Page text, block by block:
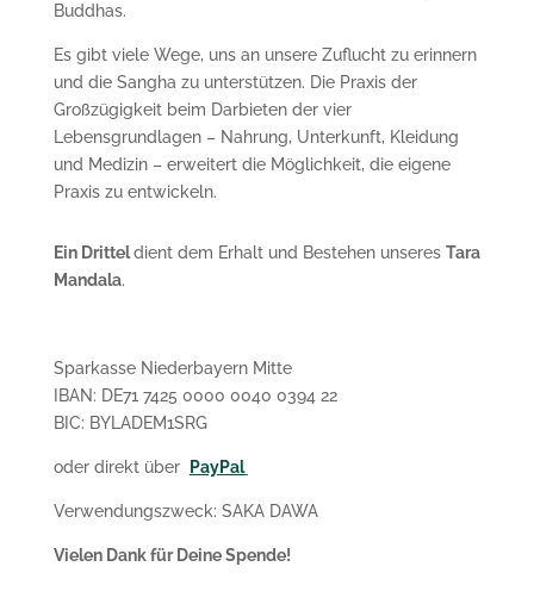
Buddhas.
Es gibt viele Wege, uns an unsere Zuflucht zu erinnern
und die Sangha zu unterstützen. Die Praxis der
Großzügigkeit beim Darbieten der vier
Lebensgrundlagen – Nahrung, Unterkunft, Kleidung
und Medizin – erweitert die Möglichkeit, die eigene
Praxis zu entwickeln.
Ein Dritteldient dem Erhalt und Bestehen unseres Tara
Mandala.
Sparkasse Niederbayern Mitte
IBAN: DE71 7425 0000 0040 0394 22
BIC: BYLADEM1SRG
oder direkt über PayPal
Verwendungszweck: SAKA DAWA
Vielen Dank für Deine Spende!